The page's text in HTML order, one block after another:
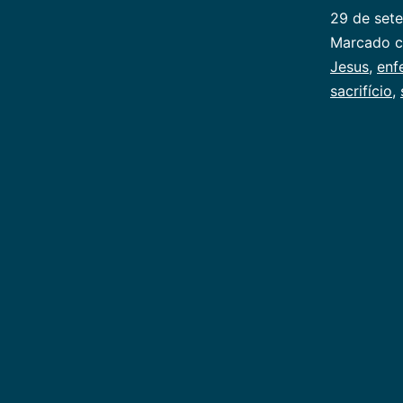
29 de
como
Marcado
Jesus,
sacrifício,